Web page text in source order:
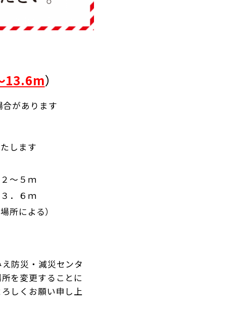
13.6m）
があります
します
～５ｍ
．６ｍ
所による）
防災・減災センタ
を変更することに
しくお願い申し上